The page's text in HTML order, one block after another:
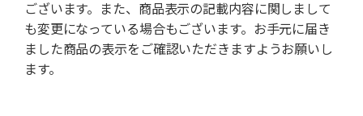
ございます。また、商品表示の記載内容に関しまして
も変更になっている場合もございます。お手元に届き
ました商品の表示をご確認いただきますようお願いし
ます。